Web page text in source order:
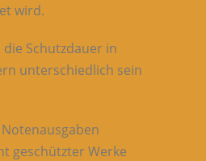
wird.
Schutzdauer in
unterschiedlich sein
geschützter Werke